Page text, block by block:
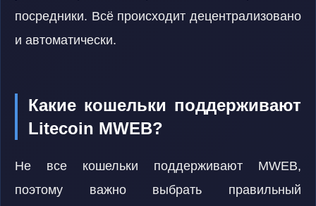
посредники. Всё происходит децентрализовано
и автоматически.
Какие кошельки поддерживают
Litecoin MWEB?
Не все кошельки поддерживают MWEB,
поэтому важно выбрать правильный